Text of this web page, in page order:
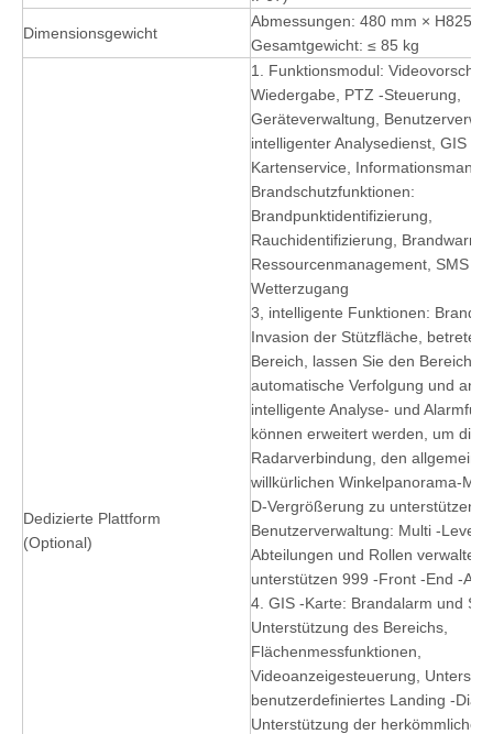
Dimensionsgewicht
Abmessungen: 480 mm ×
Gesamtgewicht: ≤ 85 kg
Dedizierte Plattform
(Optional)
1. Funktionsmodul:
Wiedergabe, PTZ -Steuerung,
Geräteverwaltung,
intelligenter Analysedienst, GIS -
Kartenservice,
Brandschutzfunktionen:
Brandpunktidentifizierung,
Rauchidentifizierung,
Ressourcenmanagement, SMS -
Wetterzugang
3, intelligente Funktionen:
Invasion der Stützfläche, betreten
Bereich, lassen Sie den Bereich,
automatische Verfolgung und
intelligente Analyse- und
können erweitert werden, um die
Radarverbindung, den
willkürlichen Winkelpanorama-
D-Vergrößerung zu unterstützen
Benutzerverwaltung: Multi -Level -
Abteilungen und Rollen verwalten
unterstützen 999 -Front -End -
4. GIS -Karte: Brandalarm und
Unterstützung des Bereichs,
Flächenmessfunktionen,
Videoanzeigesteuerung,
benutzerdefiniertes Landing -
Unterstützung der herkömmlichen